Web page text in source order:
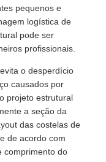
pequenos e
logística de
pode ser
profissionais.
o desperdício
causados por
projeto estrutural
a seção da
das costelas de
de acordo com
comprimento do